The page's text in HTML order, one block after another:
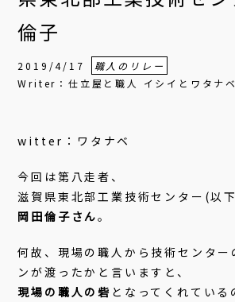
倫子
2019/4/17
職人のリレー
Writer：仕立屋と職人 イシイとワタナベ
witter：ワタナベ
今回は第八走者、
滋賀県東北部工業技術センター(以
岡田倫子さん。
何故、現場の職人から技術センター
ンが渡ったかと言いますと、
現場の職人の砦 となってくれている